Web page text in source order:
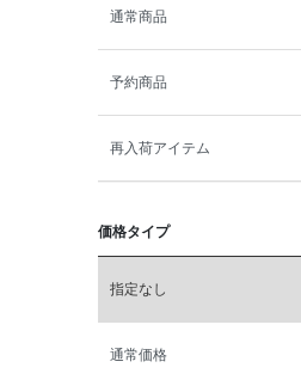
6.5cm
7.0cm
通常商品
予約商品
再入荷アイテム
価格タイプ
指定なし
通常価格